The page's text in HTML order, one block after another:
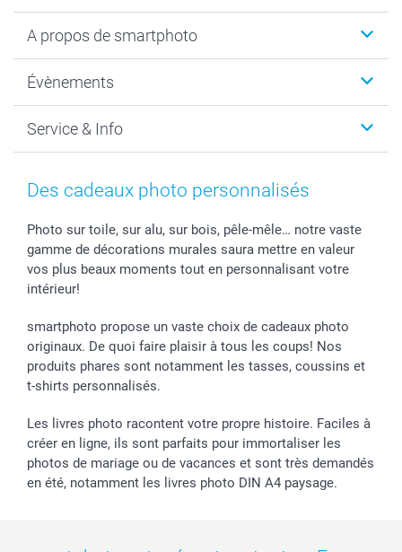
Cadeaux photo
MyNameBook
Développement photo & Tirage photo
Cadres photo & accessoires déco
Stickers & Etiquettes
Chèque Cadeau
A propos de smartphoto
Durabilité
Gestion des cookies
Mentions Légales
Affiliation
Investor Relations
B2B smartbusiness
Évènements
Nouvel An
Fête des Mères
Confirmation ou communion
Mariage
Fête d'anniversaire
Tous les évènements
Service & Info
Tarifs et frais de livraison
Livraison en 48 heures
Modes de Paiement
Identifiez-vous
Statut de ma commande
smarfriends
smartgarantie
smartbonus
Des cadeaux photo personnalisés
Photo sur toile, sur alu, sur bois, pêle-mêle… notre vaste
gamme de décorations murales saura mettre en valeur
vos plus beaux moments tout en personnalisant votre
intérieur!
smartphoto propose un vaste choix de cadeaux photo
originaux. De quoi faire plaisir à tous les coups! Nos
produits phares sont notamment les tasses, coussins et
t-shirts personnalisés.
Les livres photo racontent votre propre histoire. Faciles à
créer en ligne, ils sont parfaits pour immortaliser les
photos de mariage ou de vacances et sont très demandés
en été, notamment les livres photo DIN A4 paysage.